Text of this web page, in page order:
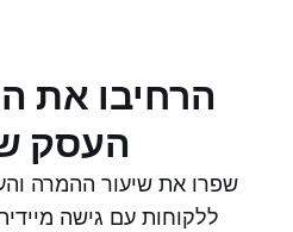
הרחיבו את
העסק
שפרו את שיעור ההמרה
ללקוחות עם גישה